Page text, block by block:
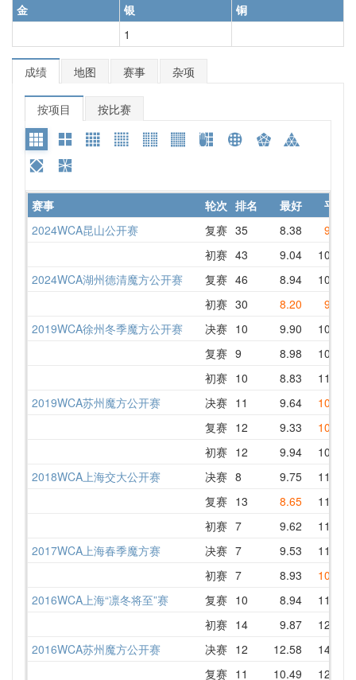
金 银
铜
1
成绩 地图 赛事 杂项
按项目 按比赛
赛事 轮次 排名 最好 平均
2024WCA昆山公开赛
复赛 35 8.38 9.60
初赛 43 9.04 10.51
2024WCA湖州德清魔方公开赛 复赛 46 8.94 10.55
初赛 30 8.20 9.69
2019WCA徐州冬季魔方公开赛 决赛 10 9.90 10.75
复赛 9 8.98 10.88
初赛 10 8.83 11.07
2019WCA苏州魔方公开赛 决赛 11 9.64 10.38
复赛 12 9.33 10.64
初赛 12 9.94 10.87
2018WCA上海交大公开赛 决赛 8 9.75 11.08
复赛 13 8.65 11.07
初赛 7 9.62 11.04
2017WCA上海春季魔方赛 决赛 7 9.53 11.25
初赛 7 8.93 10.76
2016WCA上海“凛冬将至”赛 复赛 10 8.94 11.35
初赛 14 9.87 12.16
2016WCA苏州魔方公开赛 决赛 12 12.58 14.22
复赛 11 10.49 12.15